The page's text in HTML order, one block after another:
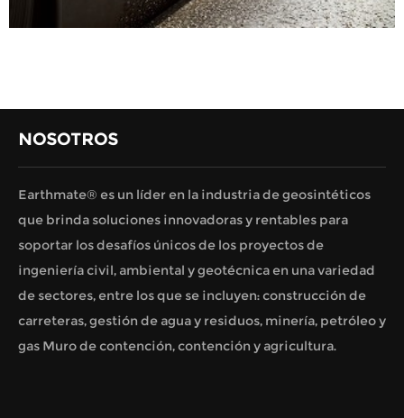
NOSOTROS
Earthmate® es un líder en la industria de geosintéticos
que brinda soluciones innovadoras y rentables para
soportar los desafíos únicos de los proyectos de
ingeniería civil, ambiental y geotécnica en una variedad
de sectores, entre los que se incluyen: construcción de
carreteras, gestión de agua y residuos, minería, petróleo y
gas Muro de contención, contención y agricultura.